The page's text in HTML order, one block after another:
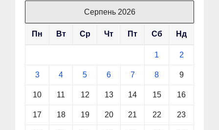
Серпень 2026
Пн Вт Ср Чт Пт Сб Нд
1 2
3 4 5 6 7 8 9
10 11 12 13 14 15 16
17 18 19 20 21 22 23